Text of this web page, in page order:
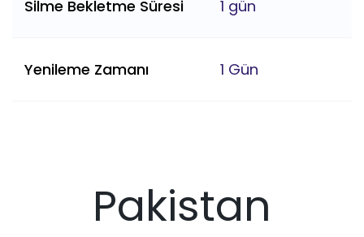
Silme Bekletme Süresi 1 gün
Yenileme Zamanı 1 Gün
Pakistan